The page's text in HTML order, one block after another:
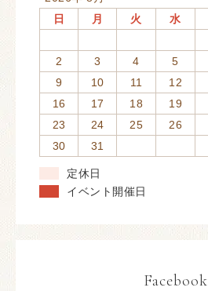
日
月 火 水
2
3 4 5
9
10 11 12
16
17 18 19
23
24 25 26
30
31
定休日
イベント開催日
Facebook